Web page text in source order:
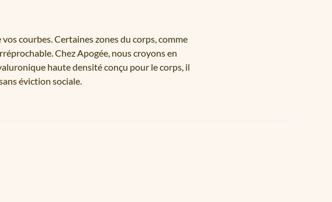
courbes. Certaines zones du corps, comme
Chez Apogée, nous croyons en
haute densité conçu pour le corps, il
éviction sociale.